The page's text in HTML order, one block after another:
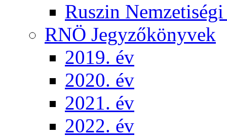
Ruszin
RNÖ Jegyzőkönyvek
2019. év
2020. év
2021. év
2022. év